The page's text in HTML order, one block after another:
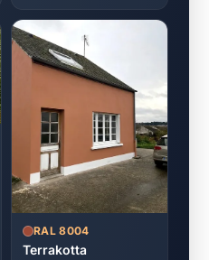
RAL 8004
Terrakotta